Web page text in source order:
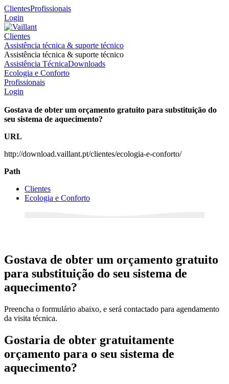
ClientesProfissionais
Login
Clientes
Assistência técnica & suporte técnico
Assistência técnica & suporte técnico
Assistência TécnicaDownloads
Ecologia e Conforto
Profissionais
Login
Gostava de obter um orçamento gratuito para substituição do
seu sistema de aquecimento?
URL
http://download.vaillant.pt/clientes/ecologia-e-conforto/
Path
Clientes
Ecologia e Conforto
Gostava de obter um orçamento gratuito
para substituição do seu sistema de
aquecimento?
Preencha o formulário abaixo, e será contactado para agendamento
da visita técnica.
Gostaria de obter gratuitamente
orçamento para o seu sistema de
aquecimento?